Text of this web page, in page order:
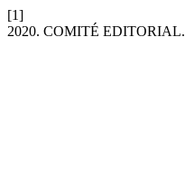
[1]
2020. COMITÉ EDITORIAL.